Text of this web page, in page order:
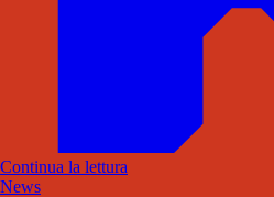
Continua la lettura
News